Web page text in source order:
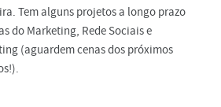
Tem alguns projetos a longo prazo
do Marketing, Rede Sociais e
(aguardem cenas dos próximos